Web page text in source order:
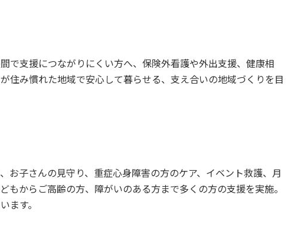
で支援につながりにくい方へ、保険外看護や外出支援、健康相
住み慣れた地域で安心して暮らせる、支え合いの地域づくりを目
お子さんの見守り、重症心身障害の方のケア、イベント救護、月
もからご高齢の方、障がいのある方まで多くの方の支援を実施。
ます。